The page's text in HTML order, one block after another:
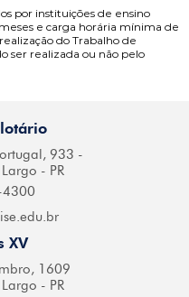
por instituições de ensino
e carga horária mínima de
do Trabalho de
ser realizada ou não pelo
933 -
- PR
4300
XV
1609
Largo - PR